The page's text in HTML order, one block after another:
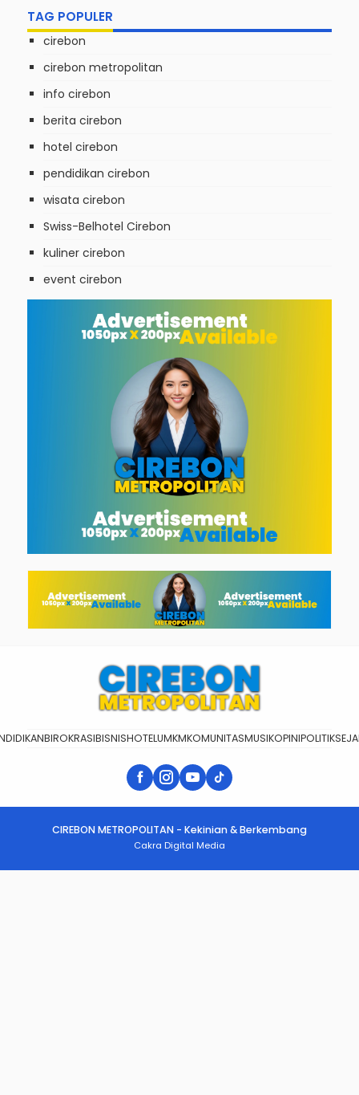
TAG POPULER
cirebon
cirebon metropolitan
info cirebon
berita cirebon
hotel cirebon
pendidikan cirebon
wisata cirebon
Swiss-Belhotel Cirebon
kuliner cirebon
event cirebon
BIROKRASIBISNISHOTELUMKMKOMUNITASMUSIKOPINIPOLITIK
CIREBON METROPOLITAN - Kekinian & Berkembang
Cakra Digital Media